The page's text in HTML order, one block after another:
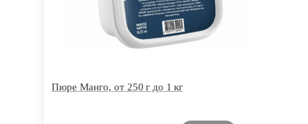
Пюре Манго, от 250 г до 1 кг